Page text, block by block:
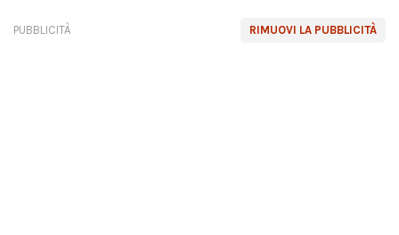
RIMUOVI LA PUBBLICITÀ
PUBBLICITÀ